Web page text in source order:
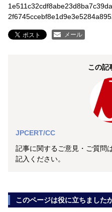
メール
この記
JPCERT/CC
記事に関するご意見・ご質問
記入ください。
このページは役に立ちました